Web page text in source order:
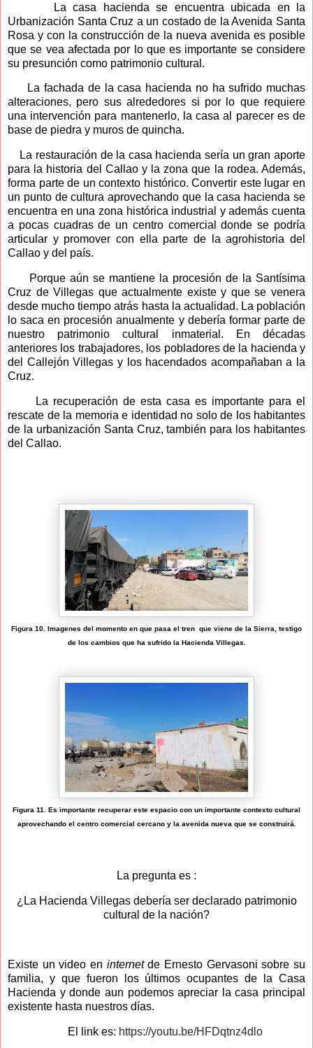
La casa hacienda se encuentra ubicada en la
Urbanización Santa Cruz a un costado de la Avenida Santa
Rosa y con la construcción de la nueva avenida es posible
que se vea afectada por lo que es importante se considere
su presunción como patrimonio cultural.
La fachada de la casa hacienda no ha sufrido muchas
alteraciones, pero sus alrededores si por lo que requiere
una intervención para mantenerlo, la casa al parecer es de
base de piedra y muros de quincha.
La restauración de la casa hacienda sería un gran aporte
para la historia del Callao y la zona que la rodea. Además,
forma parte de un contexto histórico. Convertir este lugar en
un punto de cultura aprovechando que la casa hacienda se
encuentra en una zona histórica industrial y además cuenta
a pocas cuadras de un centro comercial donde se podría
articular y promover con ella parte de la agrohistoria del
Callao y del país.
Porque aún se mantiene la procesión de la Santísima
Cruz de Villegas que actualmente existe y que se venera
desde mucho tiempo atrás hasta la actualidad. La población
lo saca en procesión anualmente y debería formar parte de
nuestro patrimonio cultural inmaterial. En décadas
anteriores los trabajadores, los pobladores de la hacienda y
del Callejón Villegas y los hacendados acompañaban a la
Cruz.
La recuperación de esta casa es importante para el
rescate de la memoria e identidad no solo de los habitantes
de la urbanización Santa Cruz, también para los habitantes
del Callao.
Figura 10. Imagenes del momento en que pasa el tren que viene de la Sierra, testigo
de los cambios que ha sufrido la Hacienda Villegas.
Figura 11. Es importante recuperar este espacio con un importante contexto cultural
aprovechando el centro comercial cercano y la avenida nueva que se construirá.
La pregunta es :
¿La Hacienda Villegas debería ser declarado patrimonio
cultural de la nación?
Existe un video en internetde Ernesto Gervasoni sobre su
familia, y que fueron los últimos ocupantes de la Casa
Hacienda y donde aun podemos apreciar la casa principal
existente hasta nuestros días.
El link es: https://youtu.be/HFDqtnz4dlo